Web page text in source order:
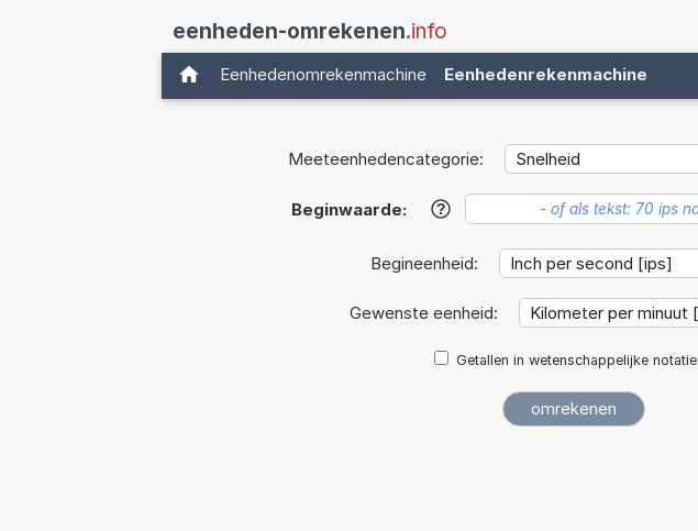
eenheden-omrekenen.info
Eenhedenomrekenmachine Eenhedenrekenmachine
Meeteenhedencategorie:
Beginwaarde: ?
Begineenheid:
Gewenste eenheid:
Getallen in wetenschappelijke notatie